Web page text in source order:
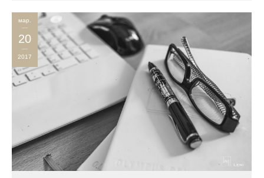
мар.
20
2017